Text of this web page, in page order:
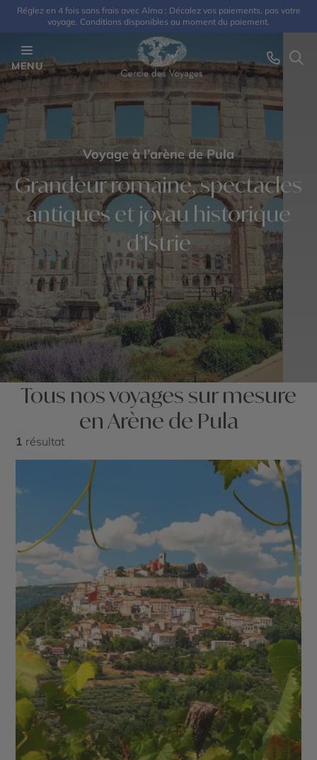
Réglez en 4 fois sans frais avec Alma : Décalez vos paiements, pas votre
voyage. Conditions disponibles au moment du paiement.
MENU
Voyage à l’arène de Pula
Grandeur romaine, spectacles
antiques et joyau historique
d’Istrie
Tous nos voyages sur mesure
en Arène de Pula
1 résultat